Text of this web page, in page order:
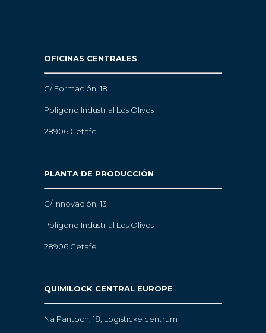
OFICINAS CENTRALES
C/ Formación, 18
Polígono Industrial Los Olivos
28906 Getafe
PLANTA DE PRODUCCIÓN
C/ Innovación, 13
Polígono Industrial Los Olivos
28906 Getafe
QUIMILOCK CENTRAL EUROPE
Na Pantoch, 18, Logistické centrum